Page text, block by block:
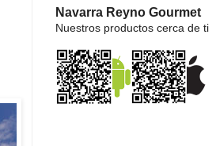
Navarra Reyno Gourmet
Nuestros productos cerca de ti